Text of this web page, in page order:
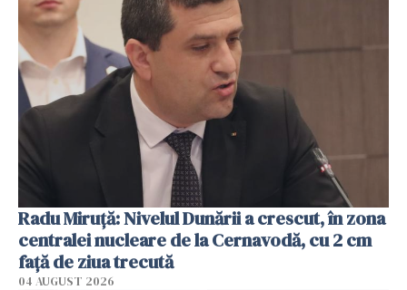
Radu Miruţă: Nivelul Dunării a crescut, în zona
centralei nucleare de la Cernavodă, cu 2 cm
faţă de ziua trecută
04 AUGUST 2026